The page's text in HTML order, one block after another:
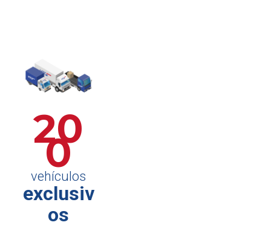
20
0
vehículos
exclusiv
os